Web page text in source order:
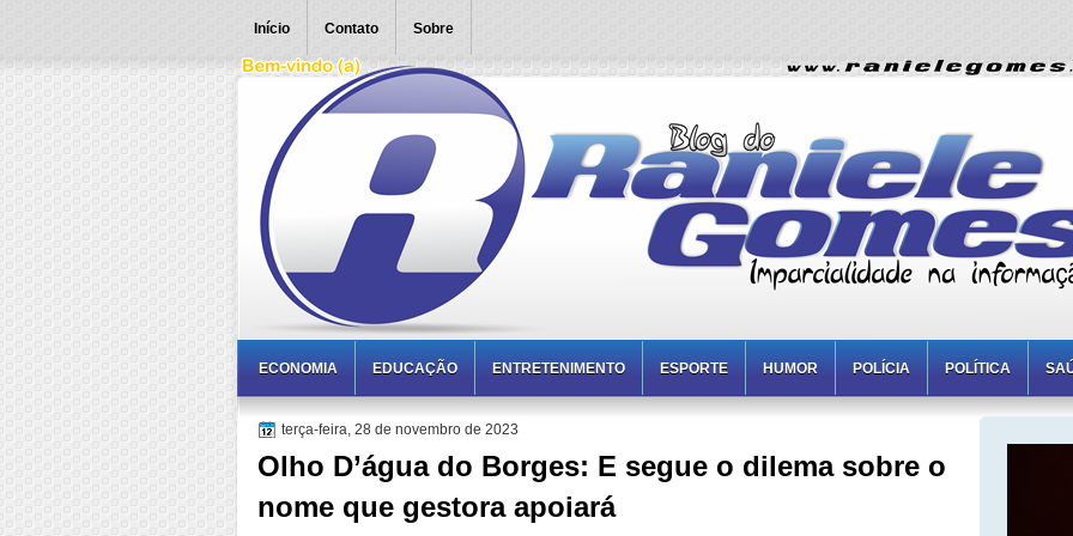
Início Contato Sobre
ECONOMIA EDUCAÇÃO ENTRETENIMENTO ESPORTE HUMOR POLÍCIA POLÍTICA
terça-feira, 28 de novembro de 2023
Olho D’água do Borges: E segue o dilema sobre o
nome que gestora apoiará